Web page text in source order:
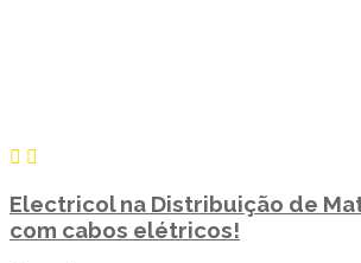
Electricol na Distribuição de
com cabos elétricos!